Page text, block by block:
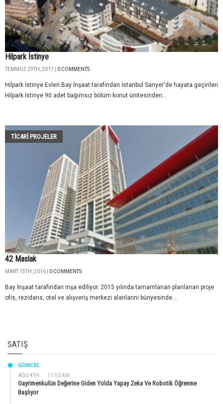
Hilpark İstinye
TEMMUZ 29TH, 2017 | 0 COMMENTS
Hilpark İstinye Evleri Bay İnşaat tarafından İstanbul Sarıyer'de hayata geçirilen
Hilpark İstinye 90 adet bağımsız bölüm konut ünitesinden...
TİCARİ PROJELER
42 Maslak
MART 15TH, 2016 | 0 COMMENTS
Bay İnşaat tarafından inşa ediliyor. 2015 yılında tamamlanan planlanan proje
ofis, rezidans, otel ve alışveriş merkezi alanlarını bünyesinde...
SATIŞ
AĞU 4TH 11:02 AM
GÜNCEL
Gayrimenkulün Değerine Giden Yolda Yapay Zeka Ve Robotik Öğrenme
Başlıyor